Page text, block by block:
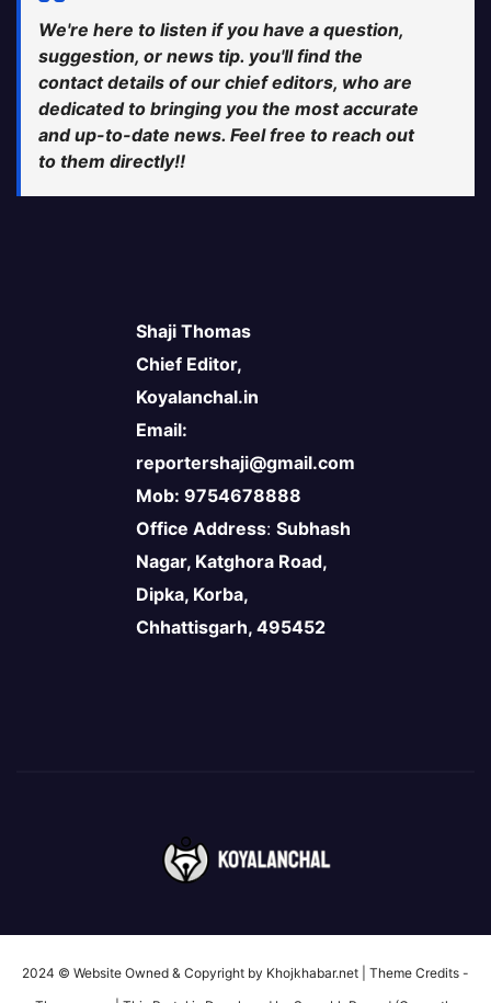
We're here to listen if you have a question,
suggestion, or news tip. you'll find the
contact details of our chief editors, who are
dedicated to bringing you the most accurate
and up-to-date news. Feel free to reach out
to them directly!!
Shaji Thomas
Chief Editor,
Koyalanchal.in
Email:
reportershaji@gmail.com
Mob: 9754678888
Office Address: Subhash
Nagar, Katghora Road,
Dipka, Korba,
Chhattisgarh, 495452